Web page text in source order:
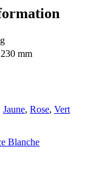
mm
Jaune, Rose, Vert
Blanche